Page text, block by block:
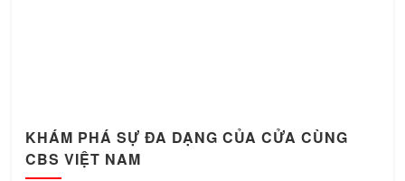
KHÁM PHÁ SỰ ĐA DẠNG CỦA CỬA CÙNG
CBS VIỆT NAM